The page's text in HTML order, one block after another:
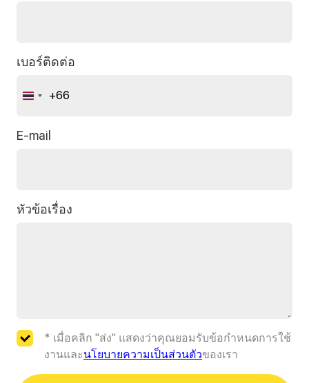
เบอร์ติดต่อ
Thailand
+66
E-mail
หัวข้อเรื่อง
* เมื่อคลิก "ส่ง" แสดงว่าคุณยอมรับข้อกำหนดการใช้
งานและนโยบายความเป็นส่วนตัวของเรา